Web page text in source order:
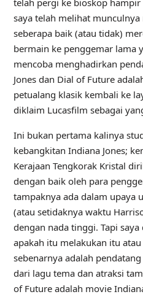
telah pergi ke bioskop
saya telah melihat
seberapa baik (atau tidak)
bermain ke penggemar lama
mencoba menghadirkan
Jones dan Dial of Future
petualang klasik kembali ke
diklaim Lucasfilm sebagai
Ini bukan pertama kalinya
kebangkitan Indiana Jones;
Kerajaan Tengkorak Kristal
dengan baik oleh para
tampaknya ada dalam upaya
(atau setidaknya waktu
dengan nada tinggi. Tapi
apakah itu melakukan itu
sebenarnya adalah
dari lagu tema dan atraksi
of Future adalah movie